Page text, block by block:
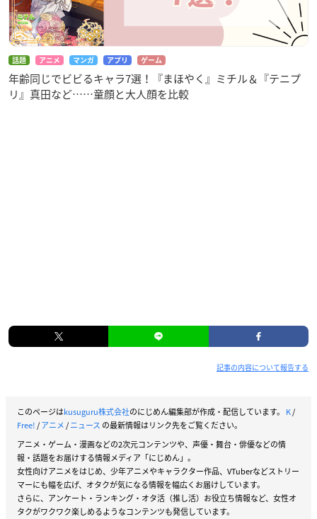
話題 アニメ マンガ アプリ ゲーム
年齢同じでビビるキャラ7選！『まほやく』ミチル＆『テニプ
リ』真田など……童顔と大人顔を比較
記事の内容について報告する
このページはkusuguru株式会社のにじめん編集部が作成・配信しています。 K/
Free!/アニメ/ニュース の最新情報はリンク先をご覧ください。
アニメ・ゲーム・漫画などの2次元コンテンツや、声優・舞台・俳優などの情
報・話題をお届けする情報メディア「にじめん」。
女性向けアニメをはじめ、少年アニメやキャラクター作品、VTuberなどストリー
マーにも幅を広げ、オタクが気になる情報を幅広くお届けしています。
さらに、アンケート・ランキング・オタ活（推し活）お役立ち情報など、女性オ
タクがワクワク楽しめるようなコンテンツも発信しています。